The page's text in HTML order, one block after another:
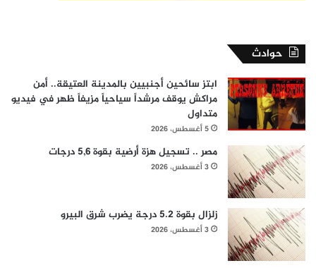
حوادث
ابتز سائحين أجنبيين بالمدينة العتيقة.. أمن
مراكش يوقف مرشداً سياحياً مزيفاً ظهر في فيديو
متداول
5 أغسطس، 2026
مصر .. تسجيل هزة أرضية بقوة 5,6 درجات
3 أغسطس، 2026
زلزال بقوة 5.2 درجة يضرب شرق البيرو
3 أغسطس، 2026